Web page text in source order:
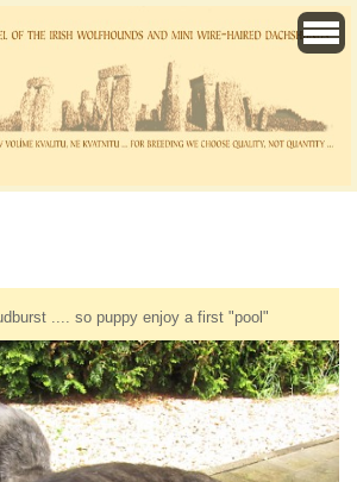
.... so puppy enjoy a first "pool"